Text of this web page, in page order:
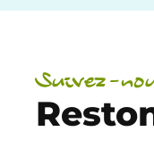
Suivez-